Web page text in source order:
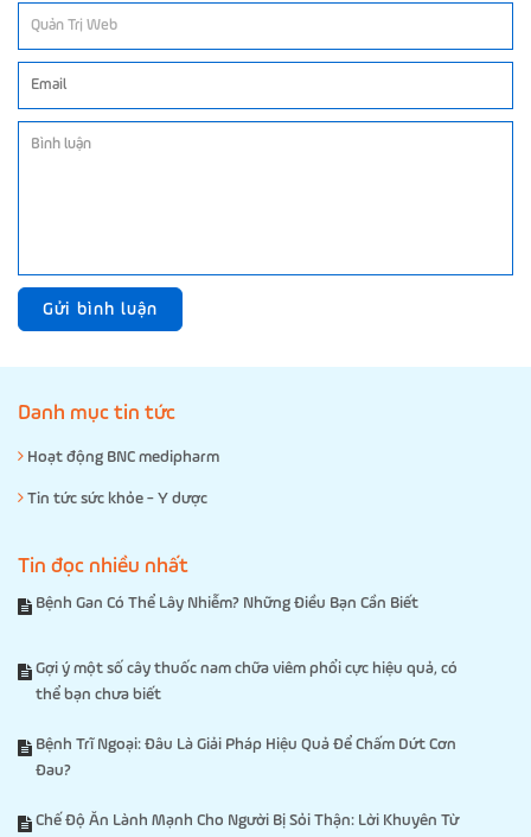
Gửi bình luận
Danh mục tin tức
Hoạt động BNC medipharm
Tin tức sức khỏe - Y dược
Tin đọc nhiều nhất
Bệnh Gan Có Thể Lây Nhiễm? Những Điều Bạn Cần Biết
Gợi ý một số cây thuốc nam chữa viêm phổi cực hiệu quả, có
thể bạn chưa biết
Bệnh Trĩ Ngoại: Đâu Là Giải Pháp Hiệu Quả Để Chấm Dứt Cơn
Đau?
Chế Độ Ăn Lành Mạnh Cho Người Bị Sỏi Thận: Lời Khuyên Từ